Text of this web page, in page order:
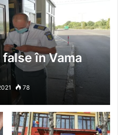
în Vama
78